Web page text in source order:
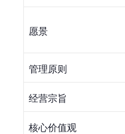
愿景
管理原则
经营宗旨
核心价值观